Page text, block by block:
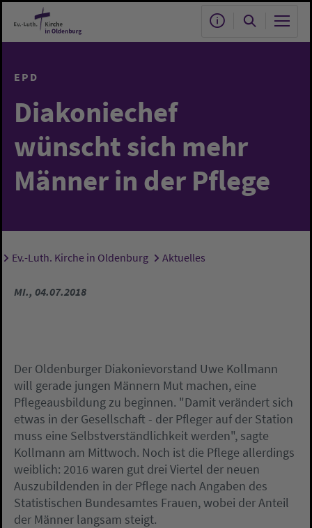
Zum Hauptinhalt springen
EPD
Diakoniechef
wünscht sich mehr
Männer in der Pflege
Sie sind hier:
Ev.-Luth. Kirche in Oldenburg Aktuelles
MI., 04.07.2018
Der Oldenburger Diakonievorstand Uwe Kollmann
will gerade jungen Männern Mut machen, eine
Pflegeausbildung zu beginnen. "Damit verändert sich
etwas in der Gesellschaft - der Pfleger auf der Station
muss eine Selbstverständlichkeit werden", sagte
Kollmann am Mittwoch. Noch ist die Pflege allerdings
weiblich: 2016 waren gut drei Viertel der neuen
Auszubildenden in der Pflege nach Angaben des
Statistischen Bundesamtes Frauen, wobei der Anteil
der Männer langsam steigt.